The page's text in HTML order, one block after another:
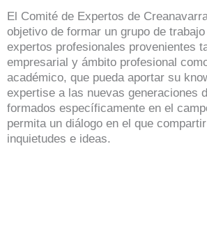
El Comité de Expertos de
objetivo de formar un grupo de
expertos profesionales provenientes
empresarial y ámbito profesional
académico, que pueda aportar su
expertise a las nuevas generaciones
formados específicamente en el
permita un diálogo en el que
inquietudes e ideas.